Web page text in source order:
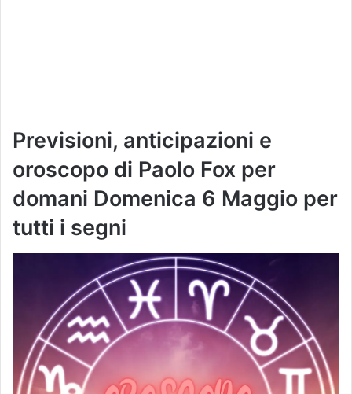
Previsioni, anticipazioni e
oroscopo di Paolo Fox per
domani Domenica 6 Maggio per
tutti i segni